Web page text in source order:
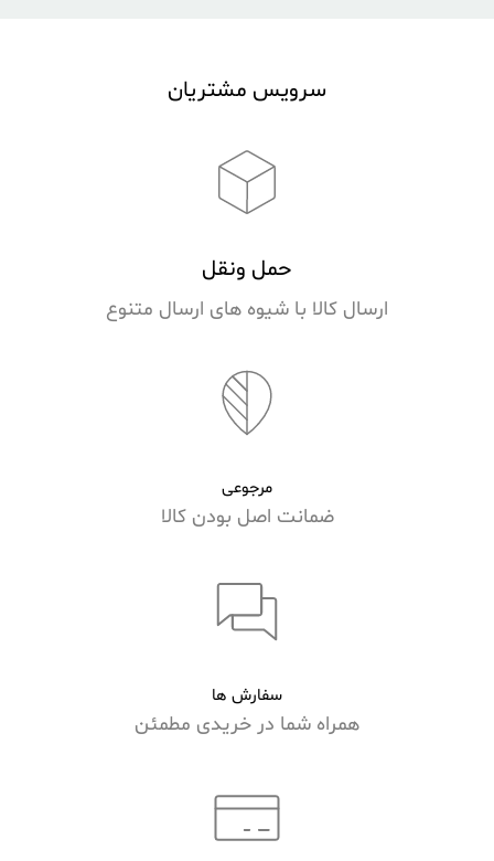
سرویس مشتریان
حمل ونقل
ارسال کالا با شیوه های ارسال متنوع
مرجوعی
ضمانت اصل بودن کالا
سفارش ها
همراه شما در خریدی مطمئن